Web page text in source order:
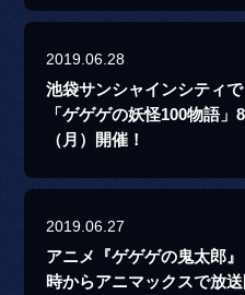
2019.06.28
池袋サンシャインシティで
「ゲゲゲの妖怪100物語
（月）開催！
2019.06.27
アニメ『ゲゲゲの鬼太郎
時からアニマックスで放送